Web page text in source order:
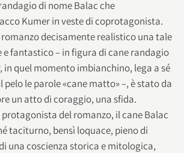
di nome Balac che
Kumer in veste di coprotagonista.
decisamente realistico una tale
e fantastico – in figura di cane randagio
in quel momento imbianchino, lega a sé
le parole «cane matto» –, è stato da
un atto di coraggio, una sfida.
del romanzo, il cane Balac
taciturno, bensì loquace, pieno di
una coscienza storica e mitologica,